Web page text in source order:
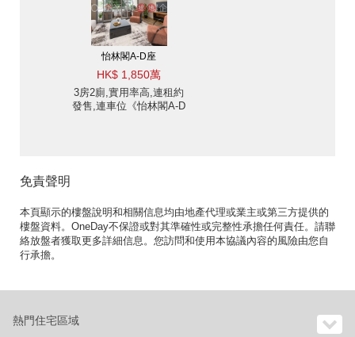
怡林閣A-D座
HK$ 1,850萬
3房2廁,實用率高,連租約
發售,連車位《怡林閣A-D
免責聲明
本頁顯示的樓盤說明和相關信息均由地產代理或業主或第三方提供的
樓盤資料。OneDay不保證或對其準確性或完整性承擔任何責任。請聯
絡放盤者獲取更多詳細信息。您訪問和使用本協議內容的風險由您自
行承擔。
熱門住宅區域